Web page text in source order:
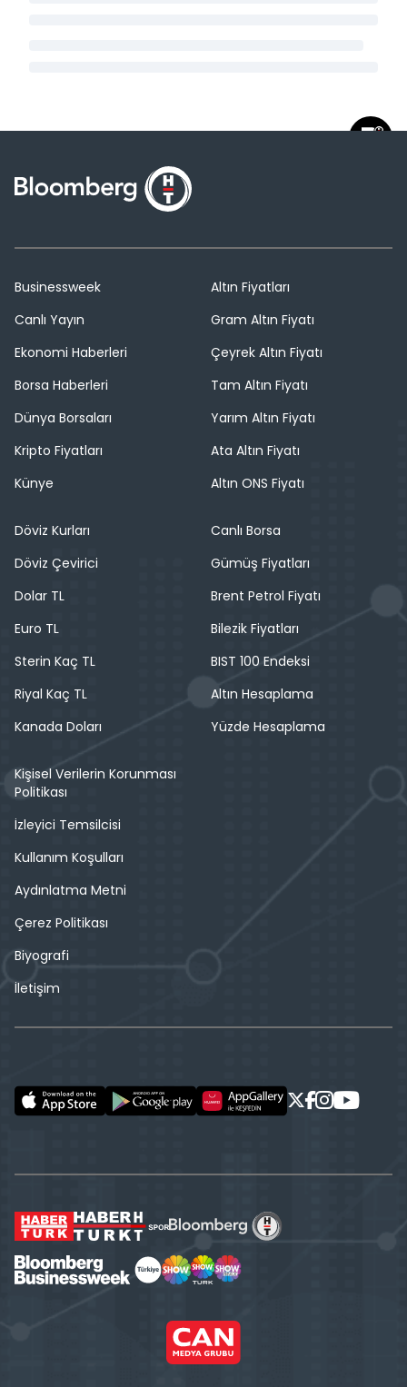
Businessweek
Canlı Yayın
Ekonomi Haberleri
Borsa Haberleri
Dünya Borsaları
Kripto Fiyatları
Künye
Altın Fiyatları
Gram Altın Fiyatı
Çeyrek Altın Fiyatı
Tam Altın Fiyatı
Yarım Altın Fiyatı
Ata Altın Fiyatı
Altın ONS Fiyatı
Döviz Kurları
Döviz Çevirici
Dolar TL
Euro TL
Sterin Kaç TL
Riyal Kaç TL
Kanada Doları
Canlı Borsa
Gümüş Fiyatları
Brent Petrol Fiyatı
Bilezik Fiyatları
BIST 100 Endeksi
Altın Hesaplama
Yüzde Hesaplama
Kişisel Verilerin Korunması
Politikası
İzleyici Temsilcisi
Kullanım Koşulları
Aydınlatma Metni
Çerez Politikası
Biyografi
İletişim